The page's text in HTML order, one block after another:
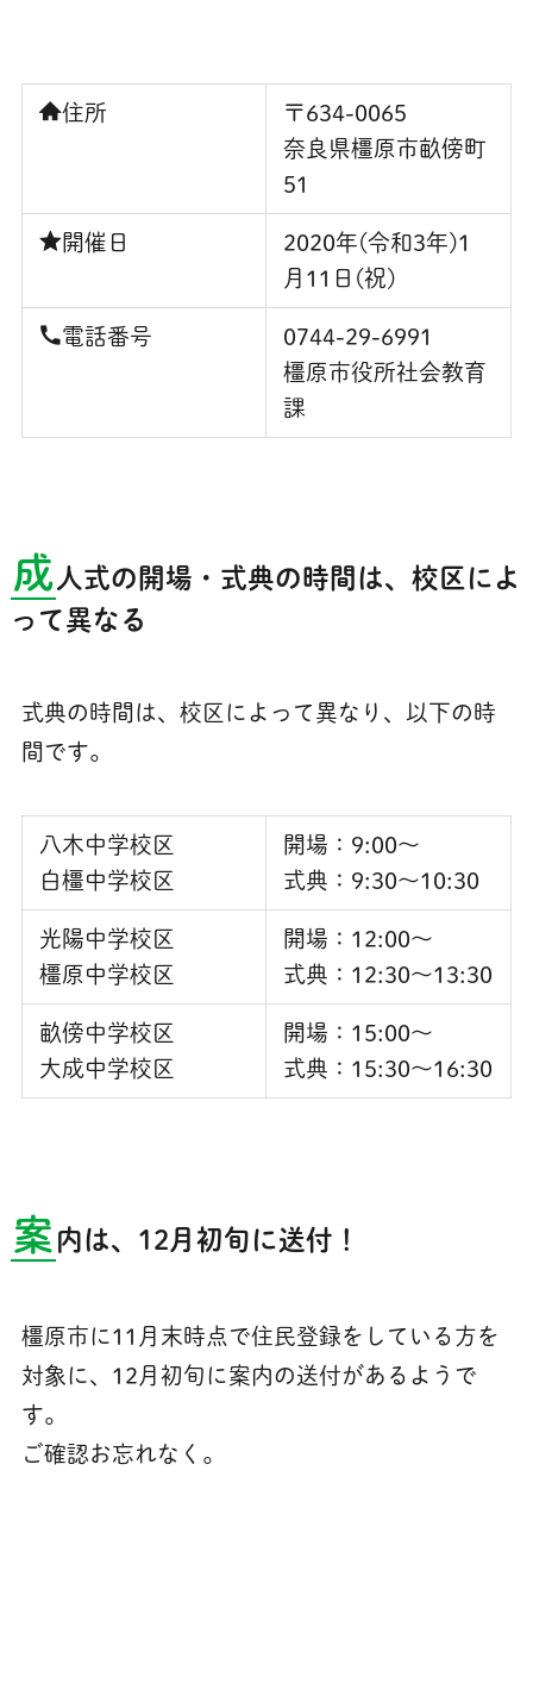
住所
〒634-0065
奈良県橿原市畝傍町
51
開催日
2020年(令和3年)1
月11日(祝)
電話番号
0744-29-6991
橿原市役所社会教育
課
成 人式の開場・式典の時間は、校区によ
って異なる
式典の時間は、校区によって異なり、以下の時
間です。
八木中学校区
白橿中学校区
開場：9:00～
式典：9:30～10:30
光陽中学校区
橿原中学校区
開場：12:00～
式典：12:30～13:30
畝傍中学校区
大成中学校区
開場：15:00～
式典：15:30～16:30
案 内は、12月初旬に送付！
橿原市に11月末時点で住民登録をしている方を
対象に、12月初旬に案内の送付があるようで
す。
ご確認お忘れなく。